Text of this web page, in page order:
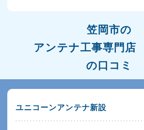
笠岡市の
アンテナ工事専門店
の口コミ
ユニコーンアンテナ新設